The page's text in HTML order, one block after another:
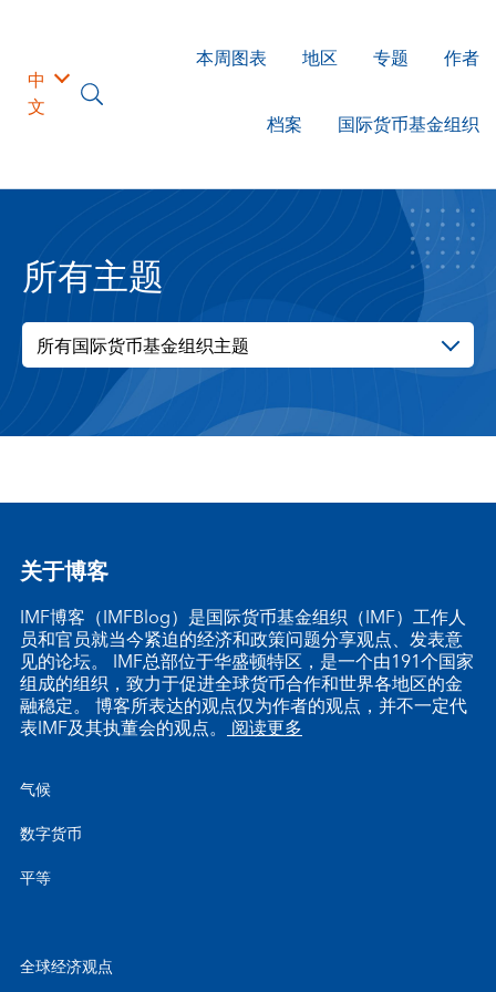
中
文
本周图表 地区 专题 作者
档案 国际货币基金组织
所有主题
所有国际货币基金组织主题
关于博客
IMF博客（IMFBlog）是国际货币基金组织（IMF）工作人
员和官员就当今紧迫的经济和政策问题分享观点、发表意
见的论坛。 IMF总部位于华盛顿特区，是一个由191个国家
组成的组织，致力于促进全球货币合作和世界各地区的金
融稳定。 博客所表达的观点仅为作者的观点，并不一定代
表IMF及其执董会的观点。 阅读更多
气候
数字货币
平等
全球经济观点